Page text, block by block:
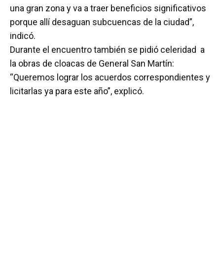
una gran zona y va a traer beneficios significativos
porque allí desaguan subcuencas de la ciudad”,
indicó.
Durante el encuentro también se pidió celeridad a
la obras de cloacas de General San Martín:
“Queremos lograr los acuerdos correspondientes y
licitarlas ya para este año”, explicó.